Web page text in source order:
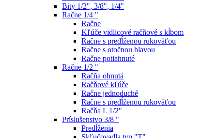
Bity 1/2", 3/8", 1/4"
Račne 1/4 "
Račne
Kľúče vidlicové račňové s kĺbom
Račne s predĺženou rukoväťou
Račne s otočnou hlavou
Račne potiahnuté
Račne 1/2 "
Račňa ohnutá
Račňové kľúče
Račne jednoduché
Račne s predĺženou rukoväťou
Račňa L 1/2"
Príslušenstvo 3/8 "
Predĺženia